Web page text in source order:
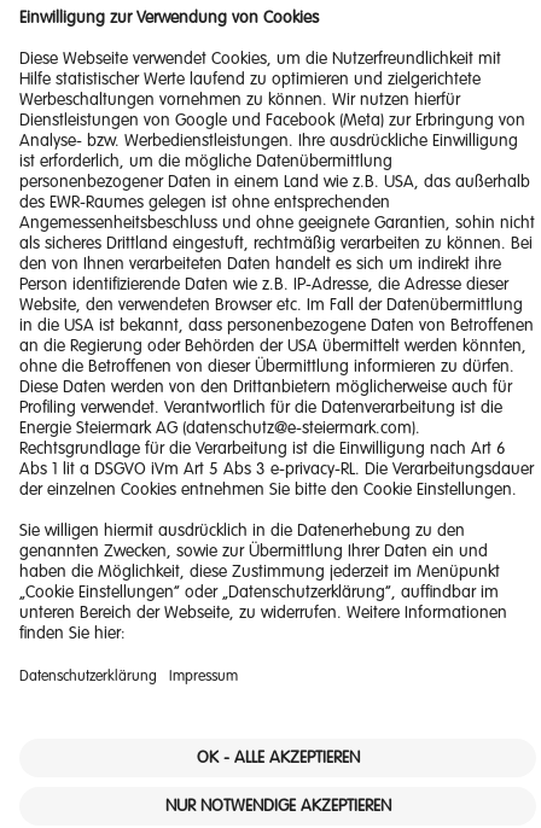
Impressum
Barrierefreiheitserklärung
Haftungsausschluss
Datenschutzerklärung
Downloads
© 2026 Energie Steiermark